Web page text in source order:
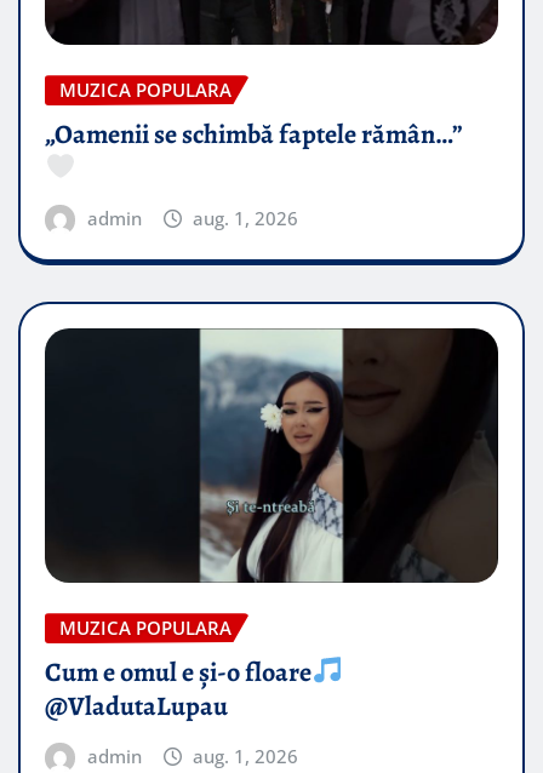
MUZICA POPULARA
„Oamenii se schimbă faptele rămân…”
admin aug. 1, 2026
MUZICA POPULARA
Cum e omul e și-o floare
@VladutaLupau
admin aug. 1, 2026